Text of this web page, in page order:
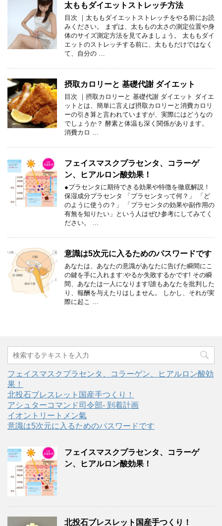
太ももダイエットストレッチ方法
目次 ｜太ももダイエットストレッチをやる前にお読
みください。 まずは、太ももの太さの測定位置や身
体のサイズ測定方法を見てみましょう。 太ももダイ
エットのストレッチする前に、太ももだけではなく
て、自分の …
摂取カロリーと 基礎代謝 ダイエット
目次 ｜摂取カロリーと 基礎代謝 ダイエット ダイエ
ットとは、簡単に言えば摂取カロリーと消費カロリ
ーの引き算と言われていますが、実際にはどうなの
でしょうか？ 酵素と体温も深く関係があります。
消費カロ …
フェイスマスクプラセンタ、コラーゲ
ン、ヒアルロン酸効果！
●プラセンタに期待できる効果や特徴を徹底解説！
保湿成分プラセンタ 「プラセンタって何？」 「ど
のように使うの？」 「プラセンタの効果や副作用の
有無を知りたい」という人はぜひ参考にしてみてく
ださい。 …
意識は5次元に入るためのパスワードです
あなたは、あなたの意識があなたに告げた瞬間にこ
の鍵を手に入れます:やるか失敗するかです! その瞬
間、あなたは一人になります!誰もあなたを批判した
り、報酬を与えたりはしません。 しかし、それが実
際に起こ …
フェイスマスクプラセンタ、コラーゲン、ヒアルロン酸効
果！
北投石ブレスレット国産手つくり！
アシュターコマンド司令部- 到着計画
イオントリートメン氣
意識は5次元に入るためのパスワードです
フェイスマスクプラセンタ、コラーゲ
ン、ヒアルロン酸効果！
北投石ブレスレット国産手つくり！